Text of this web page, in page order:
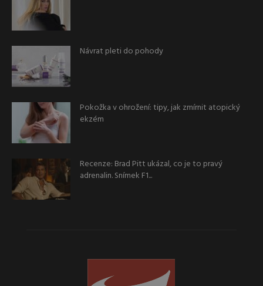
Návrat pleti do pohody
Pokožka v ohrožení: tipy, jak zmírnit atopický
ekzém
Recenze: Brad Pitt ukázal, co je to pravý
adrenalin. Snímek F1...